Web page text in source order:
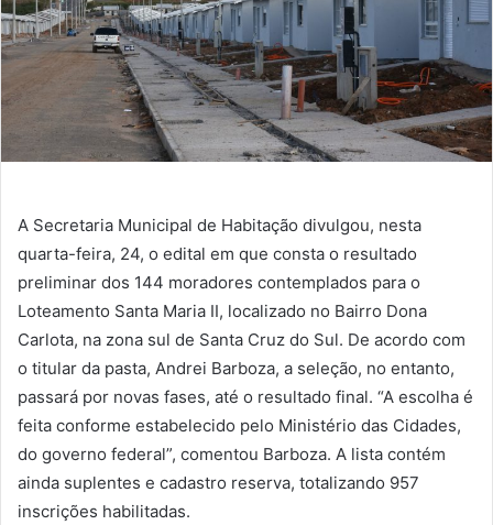
A Secretaria Municipal de Habitação divulgou, nesta
quarta-feira, 24, o edital em que consta o resultado
preliminar dos 144 moradores contemplados para o
Loteamento Santa Maria II, localizado no Bairro Dona
Carlota, na zona sul de Santa Cruz do Sul. De acordo com
o titular da pasta, Andrei Barboza, a seleção, no entanto,
passará por novas fases, até o resultado final. “A escolha é
feita conforme estabelecido pelo Ministério das Cidades,
do governo federal”, comentou Barboza. A lista contém
ainda suplentes e cadastro reserva, totalizando 957
inscrições habilitadas.